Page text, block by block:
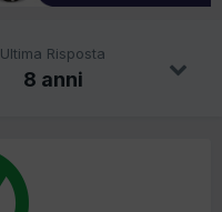
Ultima Risposta
8 anni